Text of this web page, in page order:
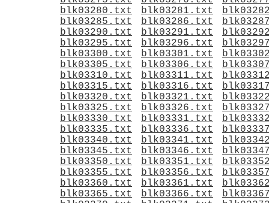
blk03280.txt
blk03281.txt
blk03285.txt
blk03286.txt
blk03290.txt
blk03291.txt
blk03295.txt
blk03296.txt
blk03300.txt
blk03301.txt
blk03305.txt
blk03306.txt
blk03310.txt
blk03311.txt
blk03315.txt
blk03316.txt
blk03320.txt
blk03321.txt
blk03325.txt
blk03326.txt
blk03330.txt
blk03331.txt
blk03335.txt
blk03336.txt
blk03340.txt
blk03341.txt
blk03345.txt
blk03346.txt
blk03350.txt
blk03351.txt
blk03355.txt
blk03356.txt
blk03360.txt
blk03361.txt
blk03365.txt
blk03366.txt